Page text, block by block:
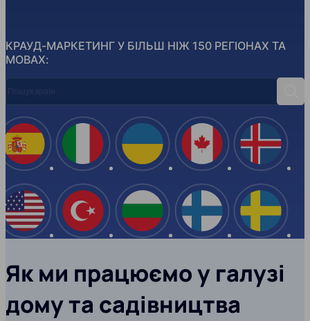
КРАУД-МАРКЕТИНГ У БІЛЬШ НІЖ 150 РЕГІОНАХ ТА
МОВАХ:
Іспанія
США
Італія
Туреччина
Україна
Болгарія
Канада
Фінляндія Швеція
Як ми працюємо у галузі
дому та садівництва